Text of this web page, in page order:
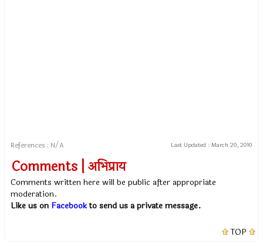
References : N/A Last Updated : March 20, 2010
Comments | अभिप्राय
Comments written here will be public after appropriate
moderation.
Like us on Facebookto send us a private message.
TOP